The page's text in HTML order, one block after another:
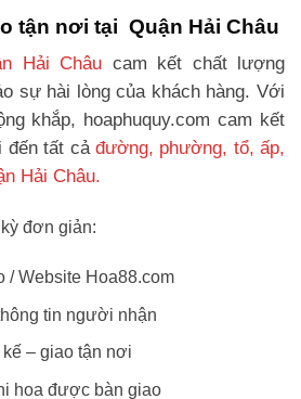
tận nơi tại Quận Hải Châu
Hải Châu cam kết chất lượng
sự hài lòng của khách hàng. Với
khắp, hoaphuquy.com cam kết
đến tất cả đường, phường, tổ, ấp,
Hải Châu.
đơn giản:
/ Website Hoa88.com
tin người nhận
– giao tận nơi
hoa được bàn giao